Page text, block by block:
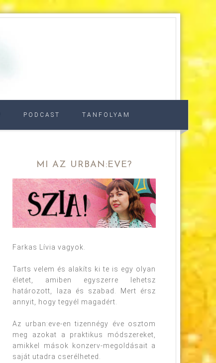
PODCAST TANFOLYAM
MI AZ URBAN:EVE?
Farkas Lívia vagyok.
Tarts velem és alakíts ki te is egy olyan
életet, amiben egyszerre lehetsz
határozott, laza és szabad. Mert érsz
annyit, hogy tegyél magadért.
Az urban:eve-en tizennégy éve osztom
meg azokat a praktikus módszereket,
amikkel mások konzerv-megoldásait a
saját utadra cserélheted.